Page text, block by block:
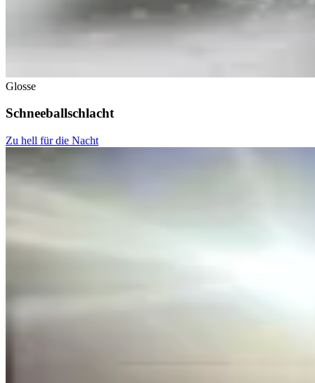
Glosse
Schneeballschlacht
Zu hell für die Nacht